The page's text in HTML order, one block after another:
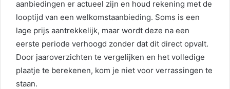
aanbiedingen er actueel zijn en houd rekening met de
looptijd van een welkomstaanbieding. Soms is een
lage prijs aantrekkelijk, maar wordt deze na een
eerste periode verhoogd zonder dat dit direct opvalt.
Door jaaroverzichten te vergelijken en het volledige
plaatje te berekenen, kom je niet voor verrassingen te
staan.